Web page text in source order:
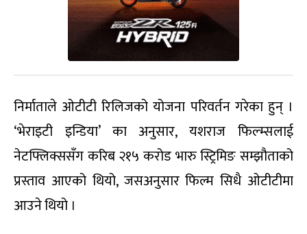
निर्माताले ओटीटी रिलिजको योजना परिवर्तन गरेका हुन् ।
‘भेराइटी इन्डिया’ का अनुसार, यशराज फिल्म्सलाई
नेटफ्लिक्ससँग करिब २१५ करोड भारु स्ट्रिमिङ सम्झौताको
प्रस्ताव आएको थियो, जसअनुसार फिल्म सिधै ओटीटीमा
आउने थियो ।